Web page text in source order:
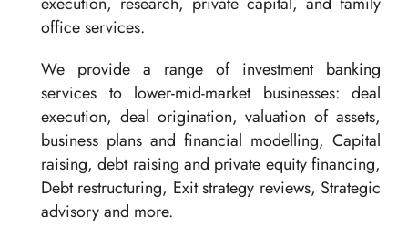
office services.
We provide a range of investment banking
services to lower-mid-market businesses: deal
execution, deal origination, valuation of assets,
business plans and financial modelling, Capital
raising, debt raising and private equity financing,
Debt restructuring, Exit strategy reviews, Strategic
advisory and more.